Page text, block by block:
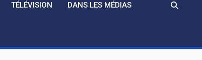
TÉLÉVISION DANS LES MÉDIAS